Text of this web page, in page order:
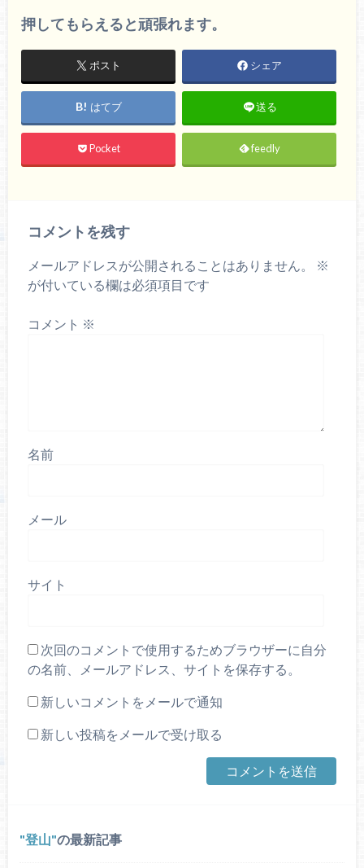
押してもらえると頑張れます。
ポスト シェア
はてブ 送る
Pocket feedly
コメントを残す
メールアドレスが公開されることはありません。
※
が付いている欄は必須項目です
コメント ※
名前
メール
サイト
次回のコメントで使用するためブラウザーに自分
の名前、メールアドレス、サイトを保存する。
新しいコメントをメールで通知
新しい投稿をメールで受け取る
登山 の最新記事